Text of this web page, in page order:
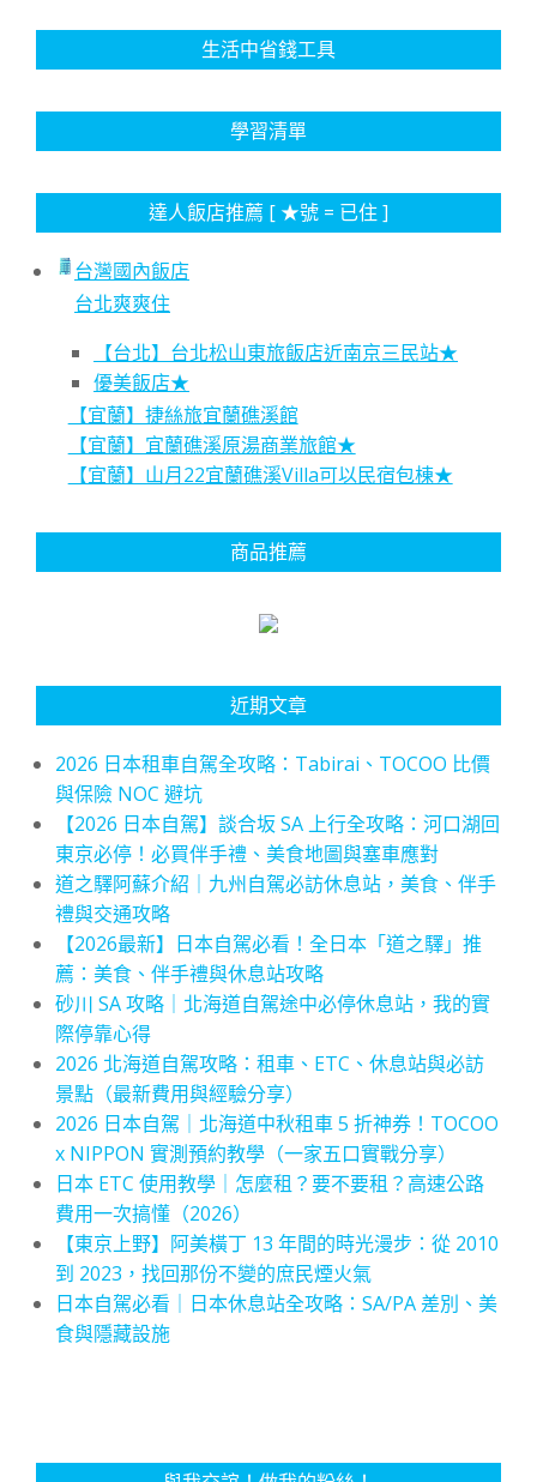
生活中省錢工具
學習清單
達人飯店推薦 [ ★號 = 已住 ]
台灣國內飯店
台北爽爽住
【台北】台北松山東旅飯店近南京三民站★
優美飯店★
【宜蘭】捷絲旅宜蘭礁溪館
【宜蘭】宜蘭礁溪原湯商業旅館★
【宜蘭】山月22宜蘭礁溪Villa可以民宿包棟★
商品推薦
近期文章
2026 日本租車自駕全攻略：Tabirai、TOCOO 比價
與保險 NOC 避坑
【2026 日本自駕】談合坂 SA 上行全攻略：河口湖回
東京必停！必買伴手禮、美食地圖與塞車應對
道之驛阿蘇介紹｜九州自駕必訪休息站，美食、伴手
禮與交通攻略
【2026最新】日本自駕必看！全日本「道之驛」推
薦：美食、伴手禮與休息站攻略
砂川 SA 攻略｜北海道自駕途中必停休息站，我的實
際停靠心得
2026 北海道自駕攻略：租車、ETC、休息站與必訪
景點（最新費用與經驗分享）
2026 日本自駕｜北海道中秋租車 5 折神券！TOCOO
x NIPPON 實測預約教學（一家五口實戰分享）
日本 ETC 使用教學｜怎麼租？要不要租？高速公路
費用一次搞懂（2026）
【東京上野】阿美橫丁 13 年間的時光漫步：從 2010
到 2023，找回那份不變的庶民煙火氣
日本自駕必看｜日本休息站全攻略：SA/PA 差別、美
食與隱藏設施